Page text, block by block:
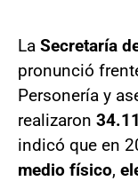
La Secretaría
pronunció
Personería y
realizaron
indicó que en
medio físico,